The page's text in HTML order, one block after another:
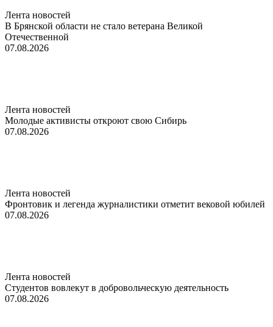
Лента новостей
В Брянской области не стало ветерана Великой
Отечественной
07.08.2026
Лента новостей
Молодые активисты откроют свою Сибирь
07.08.2026
Лента новостей
Фронтовик и легенда журналистики отметит вековой юбилей
07.08.2026
Лента новостей
Студентов вовлекут в добровольческую деятельность
07.08.2026